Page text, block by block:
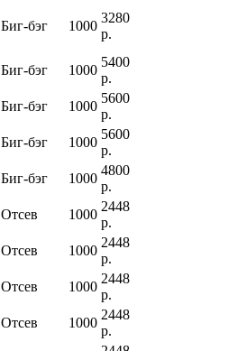
Биг-бэг 1000
3280
р.
Биг-бэг 1000
5400
р.
Биг-бэг 1000
5600
р.
Биг-бэг 1000
5600
р.
Биг-бэг 1000
4800
р.
Отсев 1000
2448
р.
Отсев 1000
2448
р.
Отсев 1000
2448
р.
Отсев 1000
2448
р.